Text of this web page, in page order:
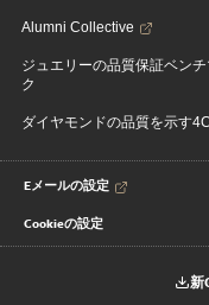
Alumni Collective
ジュエリーの品質保証ベンチ
ク
ダイヤモンドの品質を示す4C
Eメールの設定
Cookieの設定
新